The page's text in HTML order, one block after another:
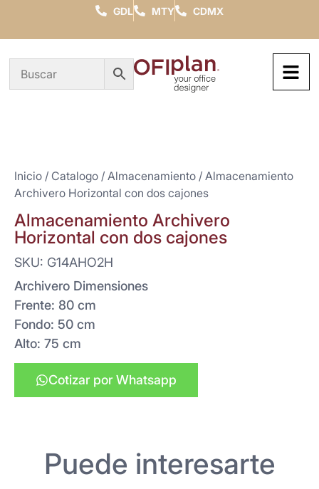
GDL MTY CDMX
Inicio / Catalogo / Almacenamiento / Almacenamiento
Archivero Horizontal con dos cajones
Almacenamiento Archivero
Horizontal con dos cajones
SKU: G14AHO2H
Archivero Dimensiones
Frente: 80 cm
Fondo: 50 cm
Alto: 75 cm
Cotizar por Whatsapp
Puede interesarte